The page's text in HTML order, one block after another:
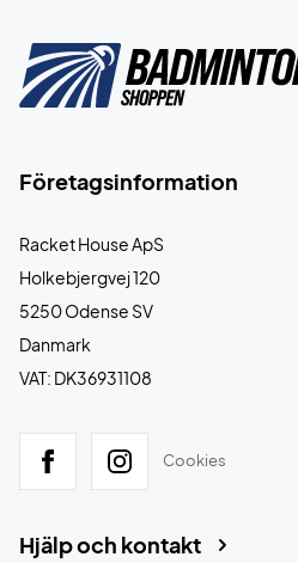
Företagsinformation
Racket House ApS
Holkebjergvej 120
5250 Odense SV
Danmark
VAT: DK36931108
Cookies
Hjälp och kontakt